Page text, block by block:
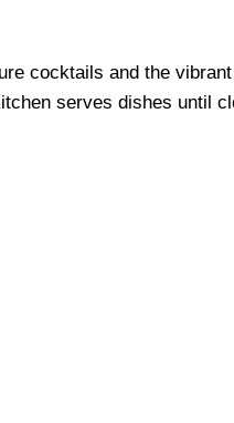
cocktails and the vibrant
serves dishes until